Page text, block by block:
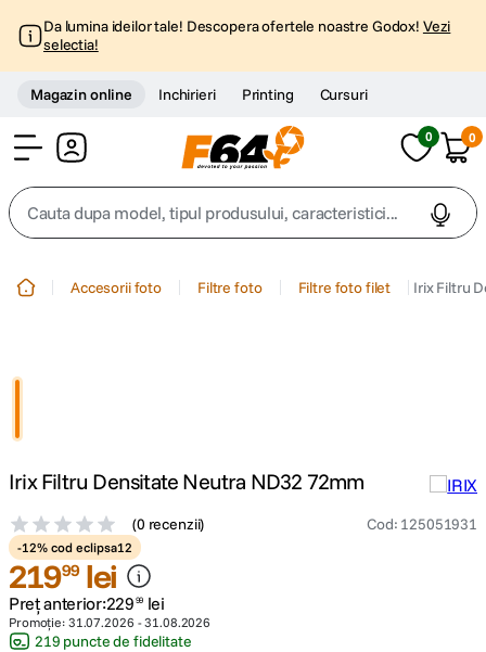
Da lumina ideilor tale! Descopera ofertele noastre Godox! Vezi
selectia!
Magazin online Inchirieri Printing Cursuri
0 0
Cauta dupa model, tipul produsului, caracteristici...
4 peak design
5. canon sx740 hs
6. lavaliera
7. card memorie
Accesorii foto Filtre foto Filtre foto filet Irix Filtru
Irix Filtru Densitate Neutra ND32 72mm
(0 recenzii) Cod: 125051931
-12% cod eclipsa12
21999 lei
Preț anterior:229 99 lei
Promoție: 31.07.2026 -31.08.2026
219 puncte de fidelitate